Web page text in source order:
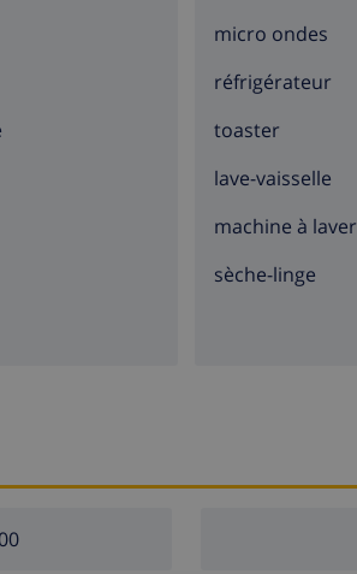
micro ondes
réfrigérateur
toaster
lave-vaisselle
machine à laver
sèche-linge